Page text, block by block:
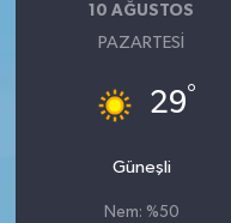
10 AĞUSTOS
PAZARTESI
29°
Güneşli
Nem: %50